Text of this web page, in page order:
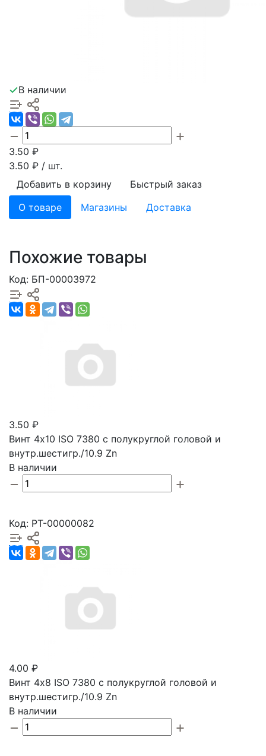
В наличии
3.50 ₽
3.50 ₽ / шт.
Добавить в корзину
Быстрый заказ
О товаре
Магазины Доставка
Похожие товары
Код: БП-00003972
3.50 ₽
Винт 4х10 ISO 7380 с полукруглой головой и
внутр.шестигр./10.9 Zn
В наличии
Код: РТ-00000082
4.00 ₽
Винт 4х8 ISO 7380 с полукруглой головой и
внутр.шестигр./10.9 Zn
В наличии